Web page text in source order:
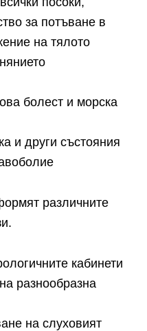
за потъване в
на тялото
болест и морска
и други състояния
различните
кабинети
разнообразна
на слуховият